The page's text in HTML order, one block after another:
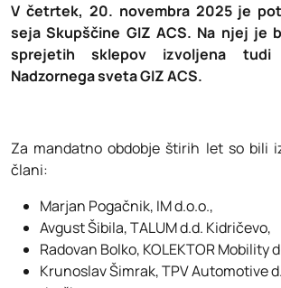
V četrtek, 20. novembra 2025 je
seja Skupščine GIZ ACS. Na njej je
sprejetih sklepov izvoljena tudi
Nadzornega sveta GIZ ACS.
Za mandatno obdobje štirih let so bili
člani:
Marjan Pogačnik, IM d.o.o.,
Avgust Šibila, TALUM d.d. Kidričevo,
Radovan Bolko, KOLEKTOR Mobility
Krunoslav Šimrak, TPV Automotive